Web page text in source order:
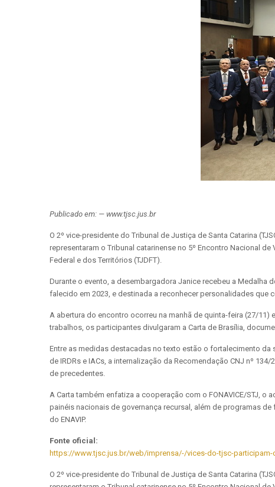
Publicado em: — www.tjsc.jus.br
O 2º vice-presidente do Tribunal de Justiça de Santa Catarina
representaram o Tribunal catarinense no 5º Encontro Nacional
Federal e dos Territórios (TJDFT).
Durante o evento, a desembargadora Janice recebeu a Medalha
falecido em 2023, e destinada a reconhecer personalidades
A abertura do encontro ocorreu na manhã de quinta-feira (27/
trabalhos, os participantes divulgaram a Carta de Brasília,
Entre as medidas destacadas no texto estão o fortalecimento
de IRDRs e IACs, a internalização da Recomendação CNJ nº
de precedentes.
A Carta também enfatiza a cooperação com o FONAVICE/STJ,
painéis nacionais de governança recursal, além de programas
do ENAVIP.
Fonte oficial:
https://www.tjsc.jus.br/web/imprensa/-/vices-do-tjsc-participam-
O 2º vice-presidente do Tribunal de Justiça de Santa Catarina